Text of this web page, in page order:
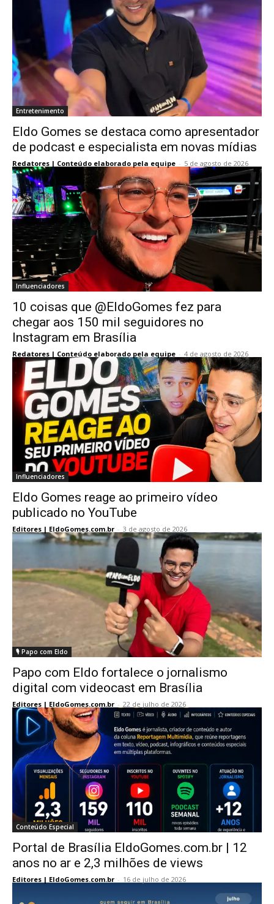
Entretenimento
Eldo Gomes se destaca como apresentador
de podcast e especialista em novas mídias
Redatores | Conteúdo elaborado pela equipe - 5 de agosto de 2026
Influenciadores
10 coisas que @EldoGomes fez para
chegar aos 150 mil seguidores no
Instagram em Brasília
Redatores | Conteúdo elaborado pela equipe - 4 de agosto de 2026
Influenciadores
Eldo Gomes reage ao primeiro vídeo
publicado no YouTube
Editores | EldoGomes.com.br - 3 de agosto de 2026
🎙️ Papo com Eldo
Papo com Eldo fortalece o jornalismo
digital com videocast em Brasília
Editores | EldoGomes.com.br - 22 de julho de 2026
Conteúdo Especial
Portal de Brasília EldoGomes.com.br | 12
anos no ar e 2,3 milhões de views
Editores | EldoGomes.com.br - 16 de julho de 2026